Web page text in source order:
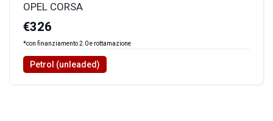
OPEL CORSA
€326
*con finanziamento 2.0 e rottamazione
Petrol (unleaded)